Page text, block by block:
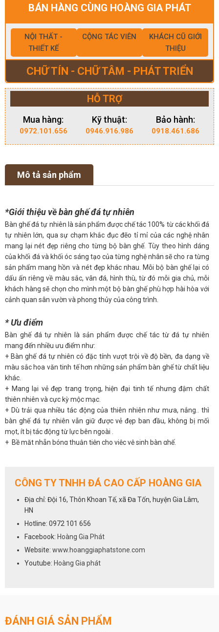
BÁN HÀNG CÙNG HOÀNG GIA PHÁT
NỘI THẤT -
THIẾT KẾ
CỘNG TÁC VIÊN
KHÁCH CŨ GIỚI
THIỆU
CHỮ TÍN - CHỮ TÂM - PHÁT TRIỂN
HỖ TRỢ
Mua hàng:
0972.101.656
Kỹ thuật:
0946.916.986
Bảo hành:
0918.461.686
Mô tả sản phẩm
*Giới thiệu về bàn ghế đá tự nhiên
Bàn ghế đá tự nhiên là sản phẩm được chế tác 100% từ các khối đá
tự nhiên lớn, qua sự chạm khắc đục đẽo tỉ mỉ của các nghệ nhân
mang lại nét đẹp riêng cho từng bộ bàn ghế. Tùy theo hình dáng
của khối đá và khối óc sáng tạo của từng nghệ nhân sẽ cho ra từng
sản phẩm mang hồn và nét đẹp khác nhau. Mỗi bộ bàn ghế lại có
dấu ấn riêng về màu sắc, vân đá, hình thù, từ đó mỗi gia chủ, mỗi
khách hàng sẽ chọn cho mình một bộ bàn ghế phù hợp hài hòa với
cảnh quan sân vườn và phong thủy của công trình.
* Ưu điểm
Bàn ghế đá tự nhiên là sản phẩm được chế tác từ đá tự nhiên
mang đến nhiều ưu điểm như:
+ Bàn ghế đá tự nhiên có đặc tính vượt trội về độ bền, đa dạng về
màu sắc hoa văn tinh tế hơn những sản phẩm bàn ghế từ chất liệu
khác.
+ Mang lại vẻ đẹp trang trọng, hiện đại tinh tế nhưng đậm chất
thiên nhiên và cực kỳ mộc mạc.
+ Dù trải qua nhiều tác động của thiên nhiên như mưa, nắng.. thì
bàn ghế đá tự nhiên vẫn giữ được vẻ đẹp ban đầu, không bị mối
mọt, ít bị tác động từ lực bên ngoài .
+ Bề mặt nhẵn bóng thuận tiện cho việc vệ sinh bàn ghế.
* Ứng dụng
+ Trang trí cảnh quan sân vườn của nhà biệt thự hay nhà phố có
diện tích rộng.
+ Sử dụng bày trí ở ban công, sân thượng để tạo không gian nghỉ
* Một số màu sắc của bàn ghế đá tự nhiên:
Màu da báo trắng
Màu xanh rêu
CÔNG TY TNHH ĐÁ CAO CẤP HOÀNG GIA
Địa chỉ: Đội 16, Thôn Khoan Tế, xã Đa Tốn, huyện Gia Lâm,
HN
Hotline: 0972 101 656
Facebook: Hoàng Gia Phát
Website: www.hoanggiaphatstone.com
Youtube: Hoàng Gia phát
ĐÁNH GIÁ SẢN PHẨM